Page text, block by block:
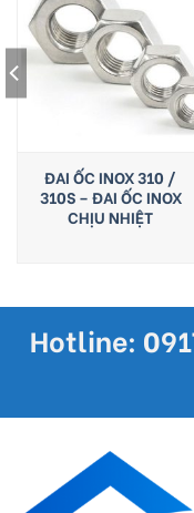
ĐAI ỐC INOX 310 /
310S – ĐAI ỐC INOX
CHỊU NHIỆT
Hotline: